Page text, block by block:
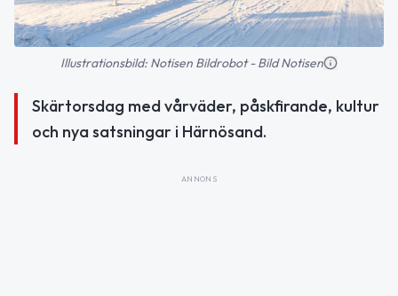
Illustrationsbild: Notisen Bildrobot - Bild Notisen
Skärtorsdag med vårväder, påskfirande, kultur
och nya satsningar i Härnösand.
ANNONS